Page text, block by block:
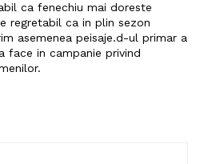
ca fenechiu mai doreste
regretabil ca in plin sezon
asemenea peisaje.d-ul primar a
face in campanie privind